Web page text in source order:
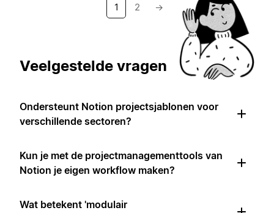
1 2 →
Veelgestelde vragen
Ondersteunt Notion projectsjablonen voor
verschillende sectoren?
Kun je met de projectmanagementtools van
Notion je eigen workflow maken?
Wat betekent 'modulair